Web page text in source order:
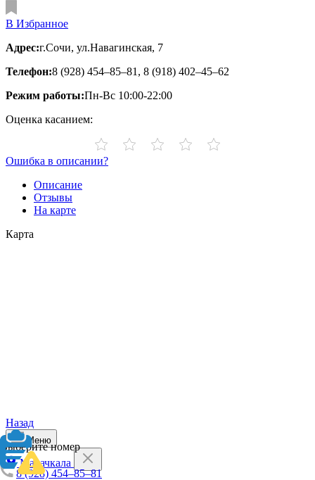
В Избранное
Адрес:г.Сочи, ул.​Навагинская, 7
Телефон:8 (928) 454‒85‒81, 8 (918) 402‒45‒62
Режим работы:Пн-Вс 10:00-22:00
Оценка касанием:
Ошибка в описании?
Описание
Отзывы
На карте
Карта
Назад
Выберите номер
8 (928) 454‒85‒81
Меню
Махачкала